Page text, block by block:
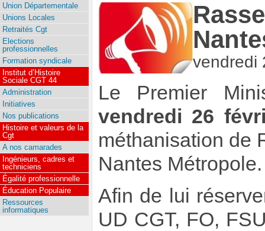
vendredi
Le Premier
vendredi 26
méthanisation de
Nantes Métropole.
Afin de lui
UD CGT, FO,
Union Départementale
Unions Locales
Retraités Cgt
Elections
professionnelles
Formation syndicale
Institut d’Histoire
Sociale CGT 44
Administration
Initiatives
Nos publications
Histoire et valeurs de la
Cgt
A nos camarades
Ingénieurs, cadres et
techniciens
Égalité professionnelle
Éducation Populaire
Ressources
informatiques